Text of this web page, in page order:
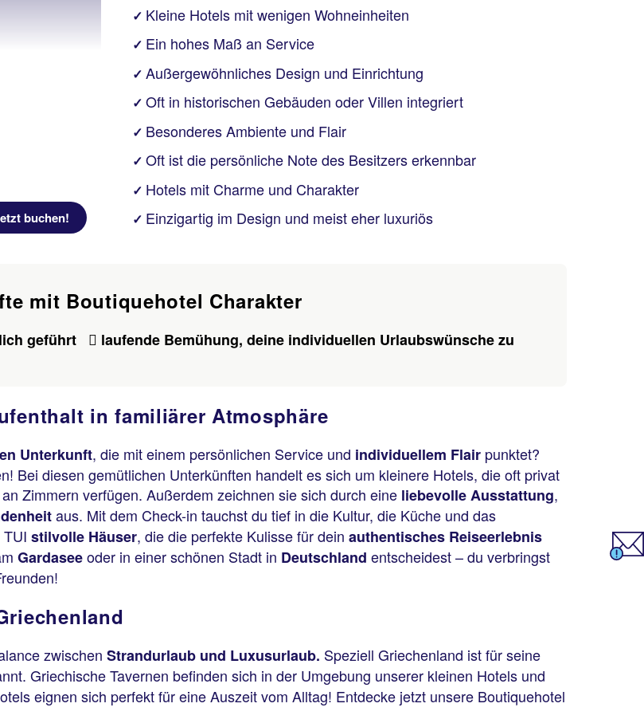
buchen!
✓ Kleine Hotels mit wenigen Wohneinheiten
✓ Ein hohes Maß an Service
✓ Außergewöhnliches Design und Einrichtung
✓ Oft in historischen Gebäuden oder Villen integriert
✓ Besonderes Ambiente und Flair
✓ Oft ist die persönliche Note des Besitzers erkennbar
✓ Hotels mit Charme und Charakter
✓ Einzigartig im Design und meist eher luxuriös
mit Boutiquehotel Charakter
geführt
laufende Bemühung, deine individuellen Urlaubswünsche zu
in familiärer Atmosphäre
Unterkunft, die mit einem persönlichen Service und individuellem Flair punktet?
Bei diesen gemütlichen Unterkünften handelt es sich um kleinere Hotels, die oft privat
Zimmern verfügen. Außerdem zeichnen sie sich durch eine liebevolle Ausstattung,
aus. Mit dem Check-in tauchst du tief in die Kultur, die Küche und das
stilvolle Häuser, die die perfekte Kulisse für dein authentisches Reiseerlebnis
Gardaseeoder in einer schönen Stadt in Deutschland entscheidest – du verbringst
zwischen Strandurlaub und Luxusurlaub. Speziell Griechenland ist für seine
Griechische Tavernen befinden sich in der Umgebung unserer kleinen Hotels und
eignen sich perfekt für eine Auszeit vom Alltag! Entdecke jetzt unsere Boutiquehotel